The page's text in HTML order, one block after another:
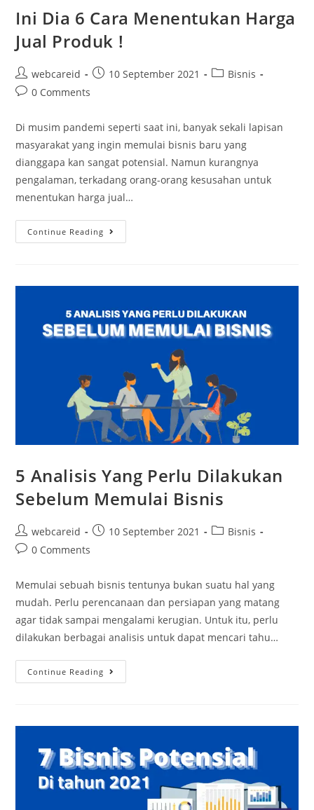
Ini Dia 6 Cara Menentukan Harga
Jual Produk !
webcareid 10 September 2021
Bisnis
0 Comments
Di musim pandemi seperti saat ini, banyak sekali lapisan
masyarakat yang ingin memulai bisnis baru yang
dianggapa kan sangat potensial. Namun kurangnya
pengalaman, terkadang orang-orang kesusahan untuk
menentukan harga jual…
Continue Reading
5 Analisis Yang Perlu Dilakukan
Sebelum Memulai Bisnis
webcareid 10 September 2021
Bisnis
0 Comments
Memulai sebuah bisnis tentunya bukan suatu hal yang
mudah. Perlu perencanaan dan persiapan yang matang
agar tidak sampai mengalami kerugian. Untuk itu, perlu
dilakukan berbagai analisis untuk dapat mencari tahu…
Continue Reading